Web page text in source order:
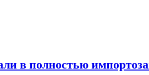
в полностью